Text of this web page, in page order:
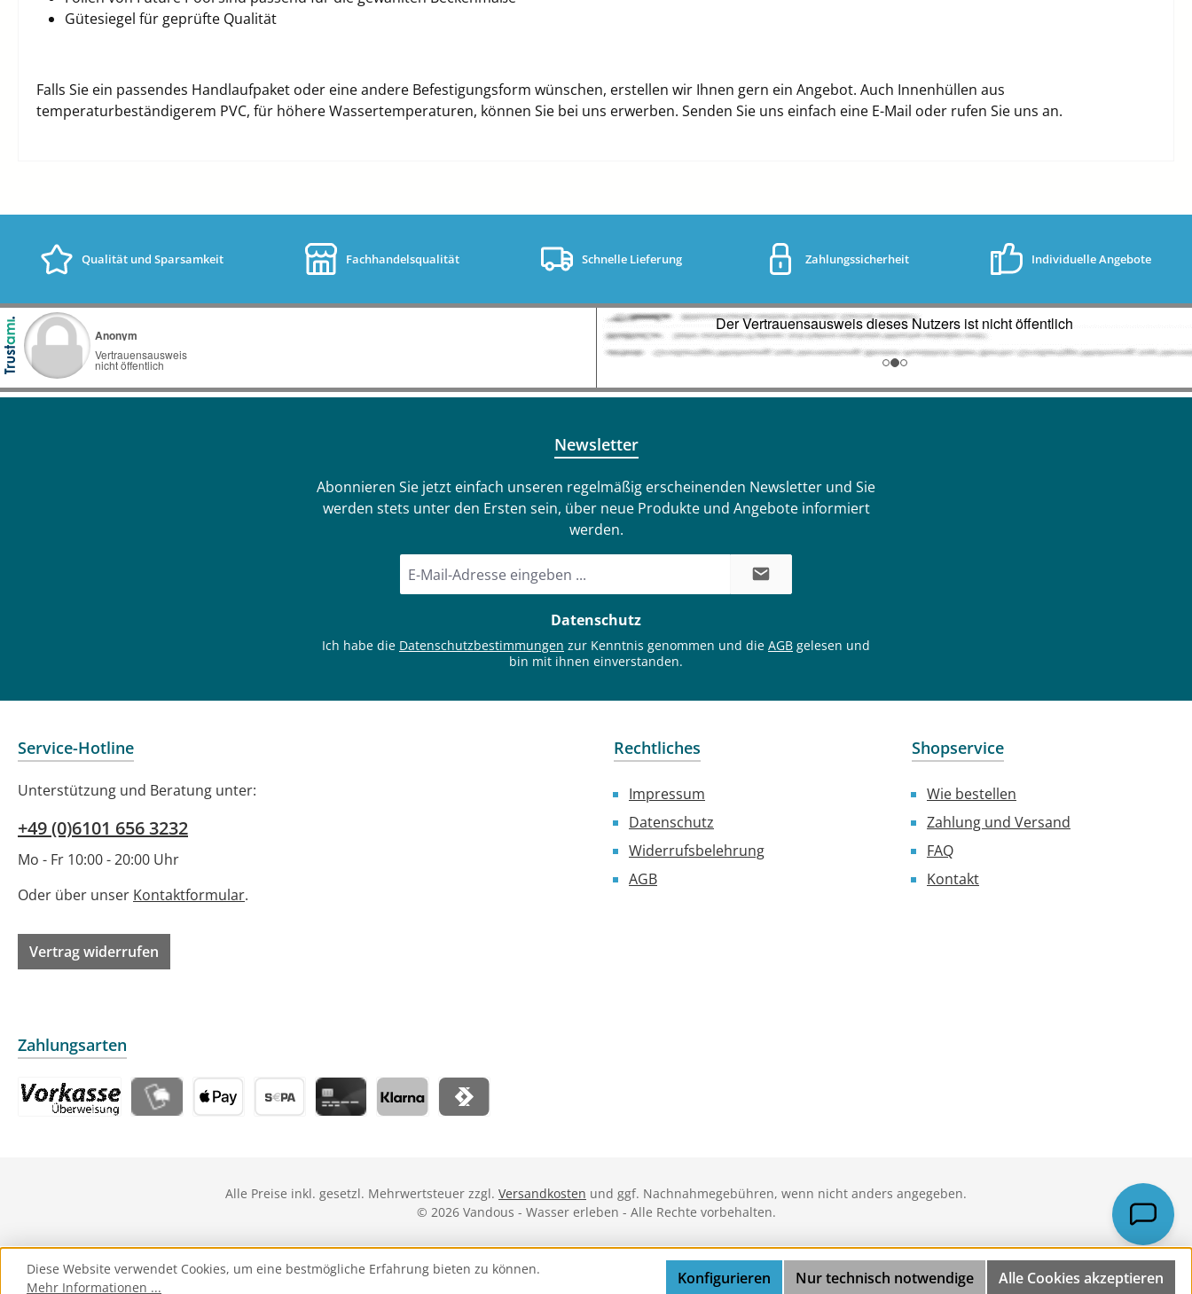
Gütesiegel für geprüfte Qualität
Falls Sie ein passendes Handlaufpaket oder eine andere Befestigungsform wünschen, erstellen wir Ihnen gern ein Angebot. Auch Innenhüllen aus
temperaturbeständigerem PVC, für höhere Wassertemperaturen, können Sie bei uns erwerben. Senden Sie uns einfach eine E-Mail oder rufen Sie uns an.
Qualität und Sparsamkeit Fachhandelsqualität Schnelle Lieferung Zahlungssicherheit Individuelle Angebote
Newsletter
Abonnieren Sie jetzt einfach unseren regelmäßig erscheinenden Newsletter und Sie
werden stets unter den Ersten sein, über neue Produkte und Angebote informiert
werden.
Mail-
Datenschutz
Ich habe die Datenschutzbestimmungen zur Kenntnis genommen und die AGB gelesen und
bin mit ihnen einverstanden.
Service-Hotline
Unterstützung und Beratung unter:
+49 (0)6101 656 3232
Mo - Fr 10:00 - 20:00 Uhr
Oder über unser Kontaktformular.
Vertrag widerrufen
Rechtliches
Impressum
Datenschutz
Widerrufsbelehrung
AGB
Shopservice
Wie bestellen
Zahlung und Versand
FAQ
Kontakt
Zahlungsarten
Alle Preise inkl. gesetzl. Mehrwertsteuer zzgl. Versandkosten und ggf. Nachnahmegebühren, wenn nicht anders angegeben.
© 2026 Vandous - Wasser erleben - Alle Rechte vorbehalten.
Diese Website verwendet Cookies, um eine bestmögliche Erfahrung bieten zu können.
Mehr Informationen ...
Nur technisch notwendige
Konfigurieren Alle Cookies akzeptieren